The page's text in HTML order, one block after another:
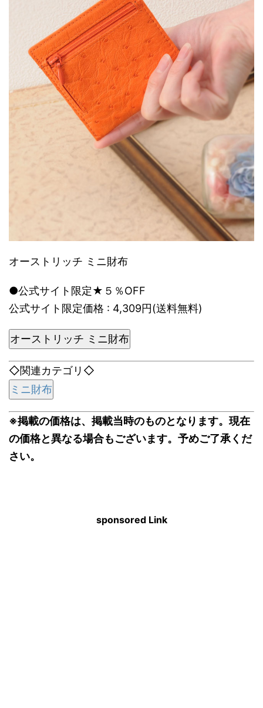
オーストリッチ ミニ財布
●公式サイト限定★５％OFF
公式サイト限定価格 : 4,309円(送料無料)
オーストリッチ ミニ財布
◇関連カテゴリ◇
ミニ財布
※掲載の価格は、掲載当時のものとなります。現在
の価格と異なる場合もございます。予めご了承くだ
さい。
sponsored Link